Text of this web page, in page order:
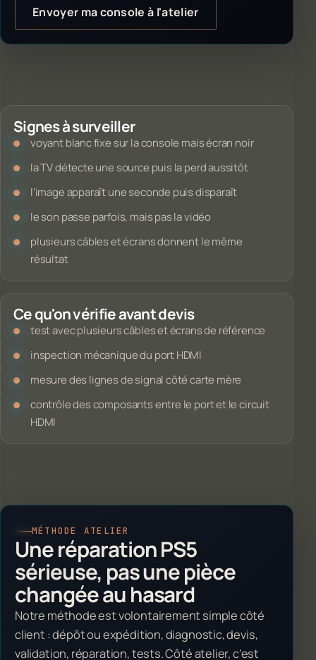
Envoyer ma console à l'atelier
Signes à surveiller
voyant blanc fixe sur la console mais écran noir
la TV détecte une source puis la perd aussitôt
l'image apparaît une seconde puis disparaît
le son passe parfois, mais pas la vidéo
plusieurs câbles et écrans donnent le même
résultat
Ce qu'on vérifie avant devis
test avec plusieurs câbles et écrans de référence
inspection mécanique du port HDMI
mesure des lignes de signal côté carte mère
contrôle des composants entre le port et le circuit
HDMI
MÉTHODE ATELIER
Une réparation PS5
sérieuse, pas une pièce
changée au hasard
Notre méthode est volontairement simple côté
client : dépôt ou expédition, diagnostic, devis,
validation, réparation, tests. Côté atelier, c'est